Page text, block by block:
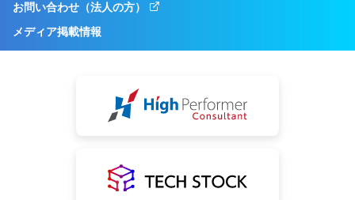
お問い合わせ（法人の方）
メディア掲載情報